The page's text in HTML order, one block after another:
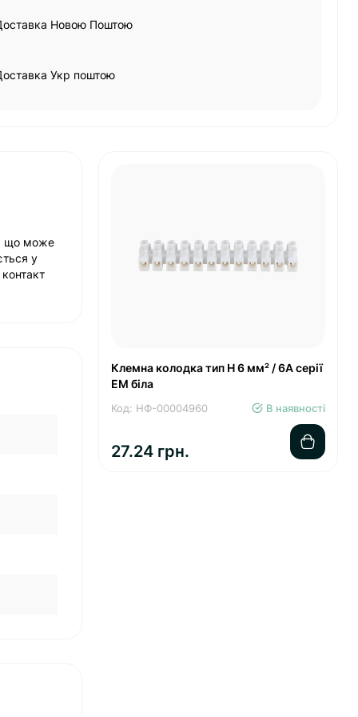
Новою Поштою
Укр поштою
що може
у
Клемна колодка тип Н 6 мм² / 6А серії
ЕМ біла
Код: НФ-00004960 В наявності
27.24 грн.